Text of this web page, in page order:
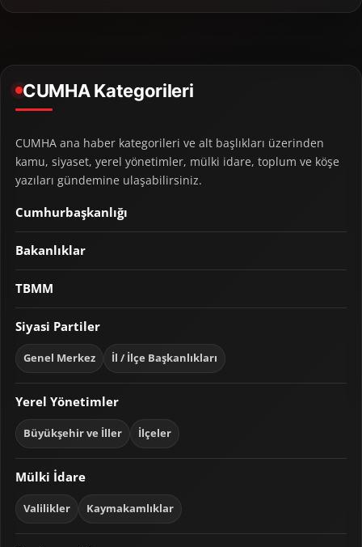
CUMHA Kategorileri
CUMHA ana haber kategorileri ve alt başlıkları üzerinden
kamu, siyaset, yerel yönetimler, mülki idare, toplum ve köşe
yazıları gündemine ulaşabilirsiniz.
Cumhurbaşkanlığı
Bakanlıklar
TBMM
Siyasi Partiler
Genel Merkez İl / İlçe Başkanlıkları
Yerel Yönetimler
Büyükşehir ve İller İlçeler
Mülki İdare
Valilikler Kaymakamlıklar